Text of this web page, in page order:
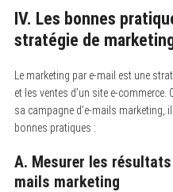
IV. Les bonnes
stratégie de
Le marketing par e-mail est une
et les ventes d’un site e-
sa campagne d’e-mails marketing,
bonnes pratiques :
A. Mesurer les résultats
mails marketing